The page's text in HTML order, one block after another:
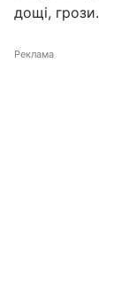
дощі, грози.
Реклама